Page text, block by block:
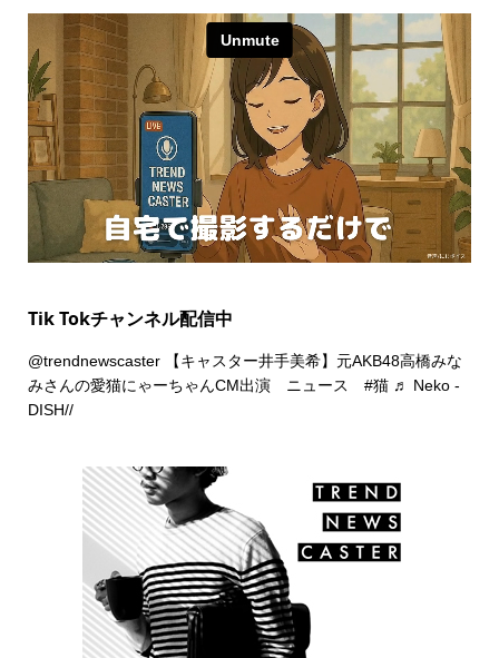
Tik Tokチャンネル配信中
@trendnewscaster【キャスター井手美希】元AKB48高橋みな
みさんの愛猫にゃーちゃんCM出演 ニュース #猫 ♬ Neko -
DISH//